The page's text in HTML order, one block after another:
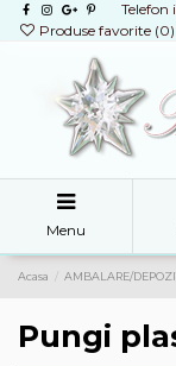
Produse favorite (0)
Menu
Acasa AMBALARE/
Pungi